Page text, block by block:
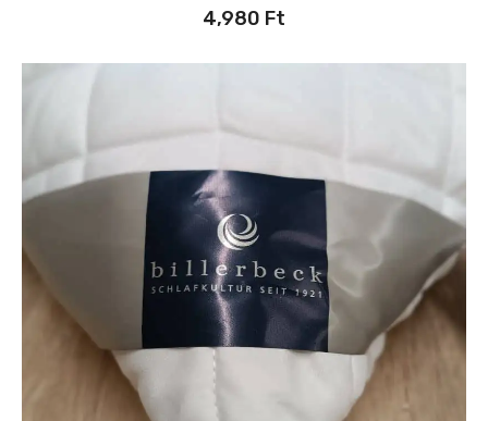
4,980 Ft